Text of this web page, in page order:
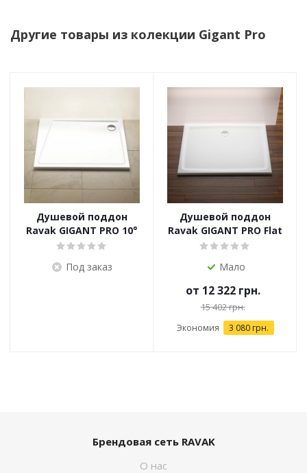
Другие товары из колекции Gigant Pro
Душевой поддон
Ravak GIGANT PRO 10°
Под заказ
Душевой поддон
Ravak GIGANT PRO Flat
Мало
от 12 322 грн.
15 402 грн.
Экономия 3 080 грн.
Брендовая сеть RAVAK
О нас